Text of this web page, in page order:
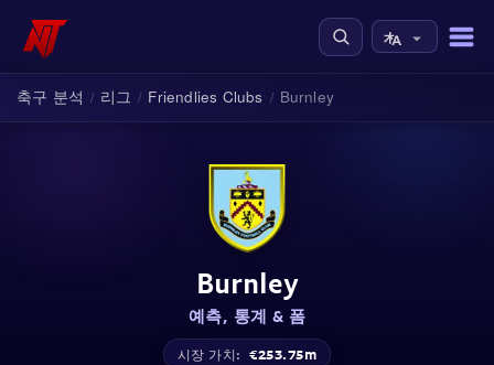
축구 분석 / 리그 / Friendlies Clubs / Burnley
Burnley
예측, 통계 & 폼
시장 가치: €253.75m